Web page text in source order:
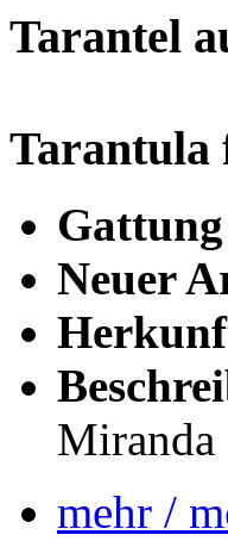
Tarantel
Tarantula
Neuer
Miranda
mehr /